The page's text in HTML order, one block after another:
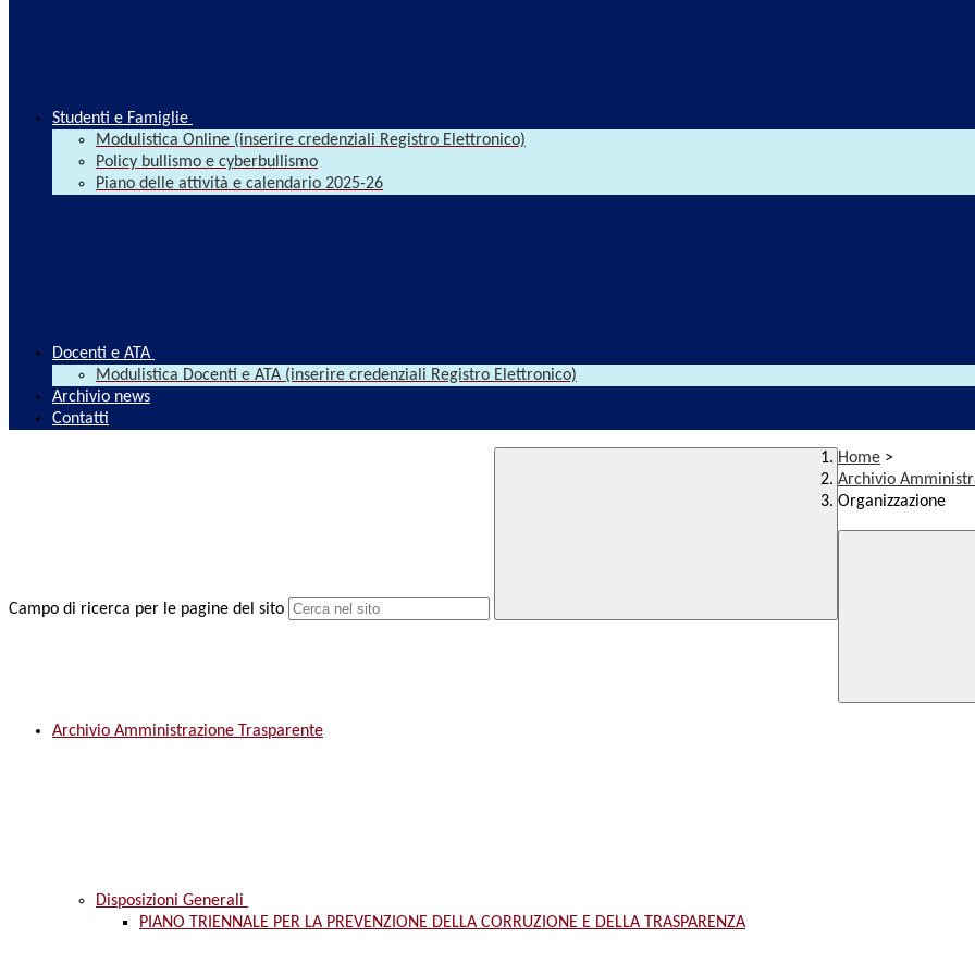
Studenti e Famiglie
Modulistica Online (inserire credenziali Registro Elettronico)
Policy bullismo e cyberbullismo
Piano delle attività e calendario 2025-26
Docenti e ATA
Modulistica Docenti e ATA (inserire credenziali Registro Elettronico)
Archivio news
Contatti
Campo di ricerca per le pagine del sito
Home >
Archivio
Organizzazione
Archivio Amministrazione Trasparente
Disposizioni Generali
PIANO TRIENNALE PER LA PREVENZIONE DELLA CORRUZIONE E DELLA TRASPARENZA